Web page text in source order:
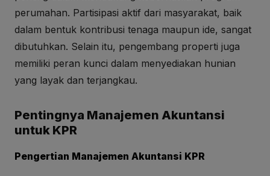
perumahan. Partisipasi aktif dari masyarakat, baik
dalam bentuk kontribusi tenaga maupun ide, sangat
dibutuhkan. Selain itu, pengembang properti juga
memiliki peran kunci dalam menyediakan hunian
yang layak dan terjangkau.
Pentingnya Manajemen Akuntansi
untuk KPR
Pengertian Manajemen Akuntansi KPR